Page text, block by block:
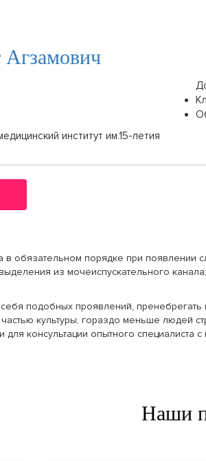
Агзамович
институт им.15-летия
в обязательном порядке при
из мочеиспускательного
подобных проявлений, пренебрегать
культуры, гораздо меньше
консультации опытного специалиста
Наши